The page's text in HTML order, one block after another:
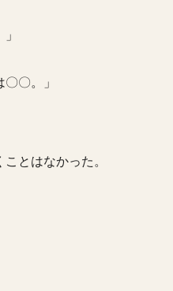
〇。」
とはなかった。